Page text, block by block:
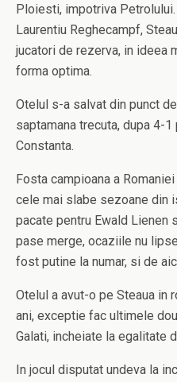
Ploiesti, impotriva
Laurentiu Reghecampf,
jucatori de rezerva, in ideea
forma optima.
Otelul s-a salvat din punct
saptamana trecuta, dupa 4-
Constanta.
Fosta campioana a
cele mai slabe sezoane din
pacate pentru Ewald Lienen
pase merge, ocaziile nu
fost putine la numar, si de
Otelul a avut-o pe Steaua in
ani, exceptie fac ultimele
Galati, incheiate la egalitate
In jocul disputat undeva la